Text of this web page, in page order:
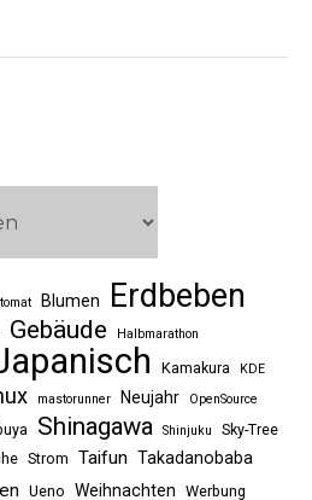
Blumen Erdbeben
Gebäude Halbmarathon
Kamakura KDE
mastorunner Neujahr
OpenSource
Shinagawa Shinjuku Sky-Tree
Strom Taifun Takadanobaba
Ueno Weihnachten Werbung